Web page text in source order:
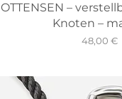
OTTENSEN –
Knoten –
Preis
48,00 €